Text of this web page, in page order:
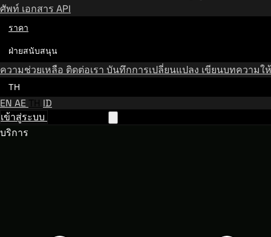
ศัพท์ เอกสาร API
ราคา
ฝ่ายสนับสนุน
ความช่วยเหลือ ติดต่อเรา บันทึกการเปลี่ยนแปลง เขียนบทความใ
TH
EN AE TH ID
เข้าสู่ระบบ
บริการ